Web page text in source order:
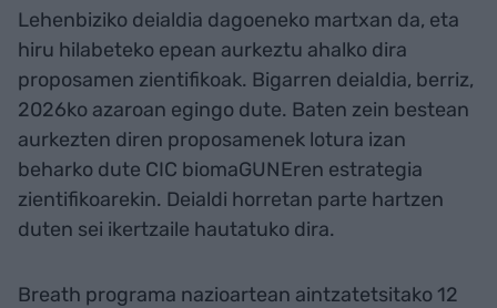
Lehenbiziko deialdia dagoeneko martxan da, eta
hiru hilabeteko epean aurkeztu ahalko dira
proposamen zientifikoak. Bigarren deialdia, berriz,
2026ko azaroan egingo dute. Baten zein bestean
aurkezten diren proposamenek lotura izan
beharko dute CIC biomaGUNEren estrategia
zientifikoarekin. Deialdi horretan parte hartzen
duten sei ikertzaile hautatuko dira.
Breath programa nazioartean aintzatetsitako 12